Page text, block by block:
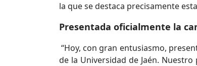
la que se destaca precisamente
Presentada oficialmente la
“Hoy, con gran entusiasmo,
de la Universidad de Jaén.